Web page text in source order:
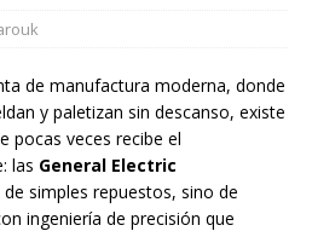
de manufactura moderna, donde
y paletizan sin descanso, existe
pocas veces recibe el
las General Electric
simples repuestos, sino de
ingeniería de precisión que